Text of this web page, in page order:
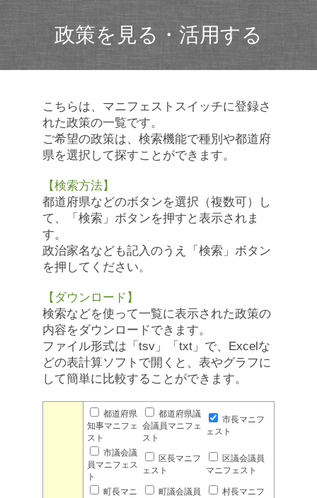
政策を見る・活用する
こちらは、マニフェストスイッチに登録さ
れた政策の一覧です。
ご希望の政策は、検索機能で種別や都道府
県を選択して探すことができます。
【検索方法】
都道府県などのボタンを選択（複数可）し
て、「検索」ボタンを押すと表示されま
す。
政治家名なども記入のうえ「検索」ボタン
を押してください。
【ダウンロード】
検索などを使って一覧に表示された政策の
内容をダウンロードできます。
ファイル形式は「tsv」「txt」で、Excelな
どの表計算ソフトで開くと、表やグラフに
して簡単に比較することができます。
都道府県
知事マニフェ
スト
都道府県議
会議員マニフェ
スト
市長マニフ
ェスト
市議会議
員マニフェス
ト
区長マニフ
ェスト
区議会議員
マニフェスト
町長マニ
町議会議員
村長マニフ